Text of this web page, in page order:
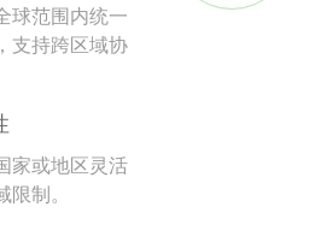
球范围内统一
支持跨区域协
家或地区灵活
制。